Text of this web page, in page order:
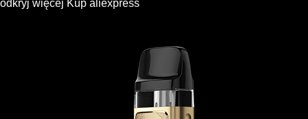
odkryj więcej Kup aliexpress